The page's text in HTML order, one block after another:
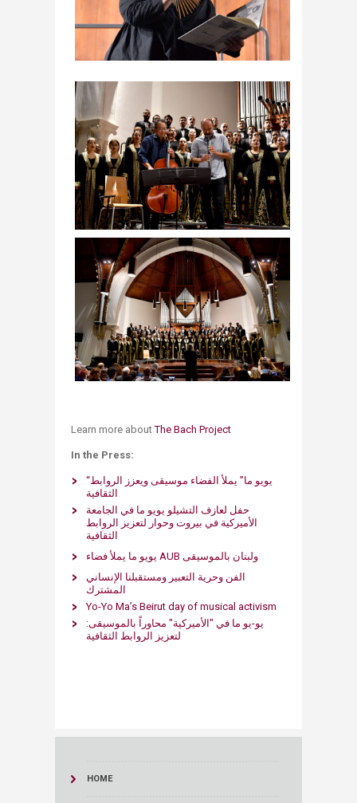
Learn more aboutThe Bach Project​
In the Press:
“يويو ما” يملأ الفضاء موسيقى ويعزز الروابط
الثقافية
حفل لعازف التشيلو يويو ما في الجامعة
الأميركية في بيروت وحوار لتعزيز الروابط
الثقافية
يويو ما يملأ فضاء AUB ولبنان بالموسيقى
الفن وحرية التعبير ومستقبلنا الإنساني
المشترك
Yo-Yo Ma’s Beirut day of musical activism​​
يو-يو ما في "الأميركية" محاوراً بالموسيقى:
HOME